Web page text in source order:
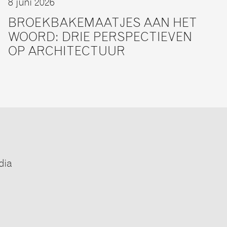
8 juni 2026
BROEKBAKEMAATJES AAN HET
WOORD: DRIE PERSPECTIEVEN
OP ARCHITECTUUR